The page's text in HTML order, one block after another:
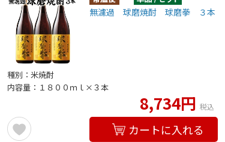
無濾過 球磨焼酎 球磨拳 ３本
種別：米焼酎
内容量：１８００ｍｌ×３本
8,734円 税込
カートに入れる